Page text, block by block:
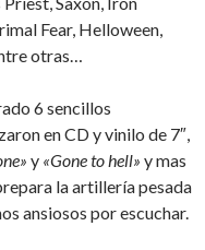
Fear, Helloween,
otras…
6 sencillos
en CD y vinilo de 7″,
y «Gone to hell» y mas
la artillería pesada
ansiosos por escuchar.